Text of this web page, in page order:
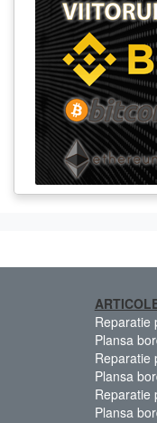
Reparatie
Plansa
Reparatie
Plansa
Reparatie
Plansa